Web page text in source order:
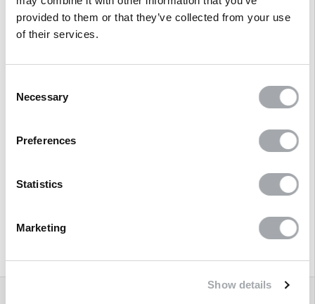
provided to them or that they’ve collected from your use
of their services.
Selection
Necessary
Preferences
Statistics
Marketing
Show details